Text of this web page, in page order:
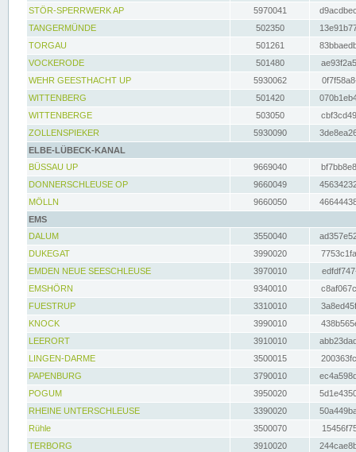
STÖR-SPERRWERK AP 5970041
TANGERMÜNDE
502350
TORGAU
501261
VOCKERODE
501480
WEHR GEESTHACHT UP
5930062
WITTENBERG
501420
WITTENBERGE
503050
ZOLLENSPIEKER
5930090
ELBE-LÜBECK-KANAL
BÜSSAU UP
9669040
DONNERSCHLEUSE OP
9660049
MÖLLN
9660050
EMS
DALUM
3550040
DUKEGAT
3990020
EMDEN NEUE SEESCHLEUSE
3970010
EMSHÖRN
9340010
FUESTRUP
3310010
KNOCK
3990010
LEERORT
3910010
LINGEN-DARME
3500015
PAPENBURG
3790010
POGUM
3950020
RHEINE UNTERSCHLEUSE
3390020
Rühle
3500070
TERBORG
3910020